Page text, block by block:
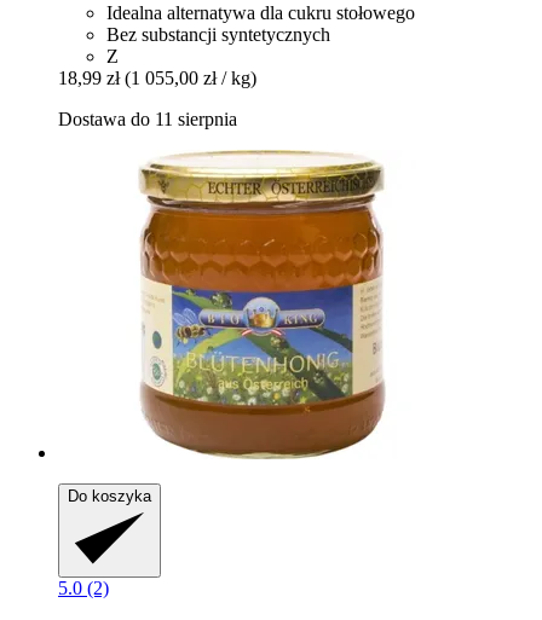
Idealna alternatywa dla cukru stołowego
Bez substancji syntetycznych
Z
18,99 zł (1 055,00 zł / kg)
Dostawa do 11 sierpnia
Do koszyka
5.0 (2)